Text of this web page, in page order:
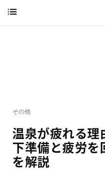
その他
温泉が疲れる理
下準備と疲労を
を解説